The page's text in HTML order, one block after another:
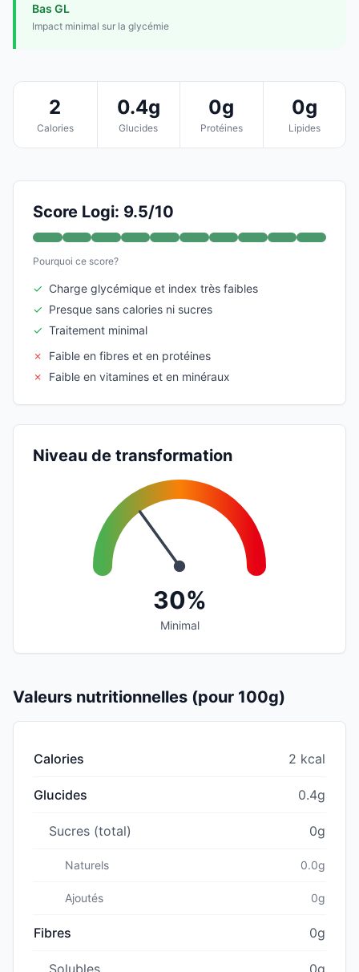
Bas GL
Impact minimal sur la glycémie
2
Calories
0.4g
Glucides
0g
Protéines
0g
Lipides
Score Logi: 9.5/10
Pourquoi ce score?
✓ Charge glycémique et index très faibles
✓ Presque sans calories ni sucres
✓ Traitement minimal
✗
Faible en fibres et en protéines
✗
Faible en vitamines et en minéraux
Niveau de transformation
30%
Minimal
Valeurs nutritionnelles (pour 100g)
Calories 2 kcal
Glucides 0.4g
Sucres (total) 0g
Naturels 0.0g
Ajoutés 0g
Fibres 0g
Solubles 0g